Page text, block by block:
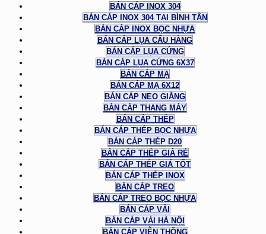
BÁN CÁP INOX 304
BÁN CÁP INOX 304 TẠI BÌNH TÂN
BÁN CÁP INOX BỌC NHỰA
BÁN CÁP LỤA CẨU HÀNG
BÁN CÁP LỤA CỨNG
BÁN CÁP LỤA CỨNG 6X37
BÁN CÁP MẠ
BÁN CÁP MẠ 6X12
BÁN CÁP NEO GIẰNG
BÁN CÁP THANG MÁY
BÁN CÁP THÉP
BÁN CÁP THÉP BỌC NHỰA
BÁN CÁP THÉP D20
BÁN CÁP THÉP GIÁ RẺ
BÁN CÁP THÉP GIÁ TỐT
BÁN CÁP THÉP INOX
BÁN CÁP TREO
BÁN CÁP TREO BỌC NHỰA
BÁN CÁP VẢI
BÁN CÁP VẢI HÀ NỘI
BÁN CÁP VIỄN THÔNG